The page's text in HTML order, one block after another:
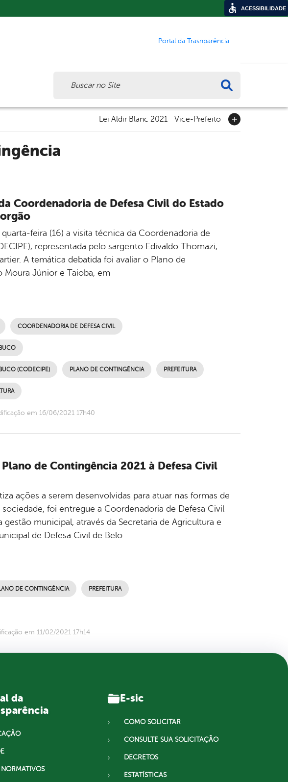
Portal da Trasnparência
Lei Aldir Blanc 2021 Vice-Prefeito
Coordenadoria de Defesa Civil do Estado
feira (16) a visita técnica da Coordenadoria de
representada pelo sargento Edivaldo Thomazi,
A temática debatida foi avaliar o Plano de
Moura Júnior e Taioba, em
COORDENADORIA DE DEFESA CIVIL
(CODECIPE) PLANO DE CONTINGÊNCIA PREFEITURA
em 16/06/2021 17h40
de Contingência 2021 à Defesa Civil
ações a serem desenvolvidas para atuar nas formas de
foi entregue a Coordenadoria de Defesa Civil
municipal, através da Secretaria de Agricultura e
de Defesa Civil de Belo
DE CONTINGÊNCIA PREFEITURA
em 11/02/2021 17h14
da
NORMATIVOS
E-sic
COMO SOLICITAR
CONSULTE SUA SOLICITAÇÃO
DECRETOS
ESTATÍSTICAS
ACESSIBILIDADE